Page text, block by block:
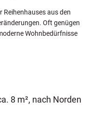
Reihenhauses aus den
Oft genügen
Wohnbedürfnisse
8 m², nach Norden